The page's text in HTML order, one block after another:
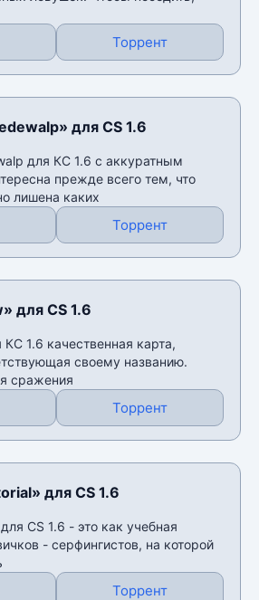
Торрент
для CS 1.6
для КС 1.6 с аккуратным
прежде всего тем, что
лишена каких
Торрент
для CS 1.6
КС 1.6 качественная карта,
своему названию.
сражения
Торрент
для CS 1.6
CS 1.6 - это как учебная
- серфингистов, на которой
Торрент